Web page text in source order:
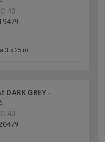
40
3 x 25 m
DARK GREY -
40